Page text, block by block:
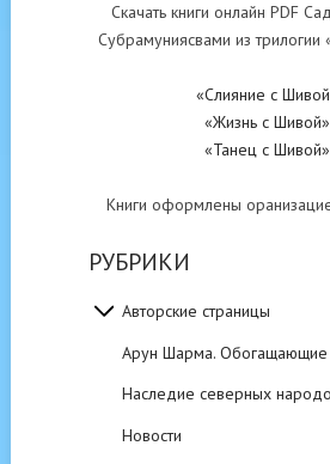
Скачать книги онлайн PDF
Субрамуниясвами из трилогии
«Слияние с
«Жизнь с Шивой»
«Танец с Шивой»
Книги оформлены
РУБРИКИ
Авторские страницы
Арун Шарма. Обогащающие
Наследие северных
Новости